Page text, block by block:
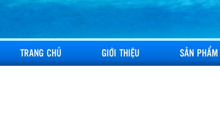
TRANG CHỦ GIỚI THIỆU
SẢN PHẨM